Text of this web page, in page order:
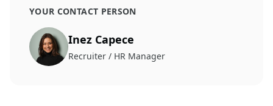
YOUR CONTACT PERSON
Inez Capece
Recruiter / HR Manager